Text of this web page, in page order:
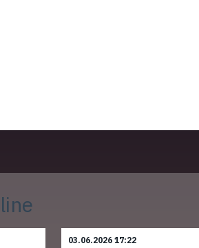
03.06.2026 17:22